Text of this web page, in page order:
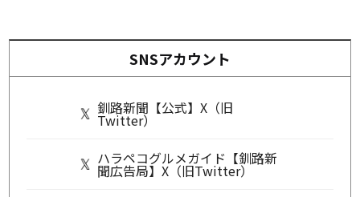
SNSアカウント
釧路新聞【公式】X（旧
Twitter）
ハラペコグルメガイド【釧路新
聞広告局】X（旧Twitter）